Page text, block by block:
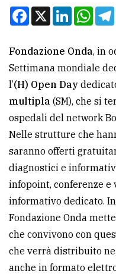
tua
CERCA
Cerca
per
comune
Ricerca
avanzata
ALTRE
TESTATE
Facebook
X LinkedIn
Fondazione Onda, in
Settimana mondiale
l’(H) Open Day
multipla (SM), che si
ospedali del network
Nelle strutture che
saranno offerti
diagnostici e
infopoint, conferenze
informativo dedicato. In
Fondazione Onda
che convivono con
che verrà distribuito
anche in formato